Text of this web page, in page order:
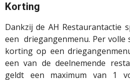
Korting
Dankzij de AH
een driegangenmenu. Per volle
korting op een
een van de deelnemende
geldt een maximum van 1